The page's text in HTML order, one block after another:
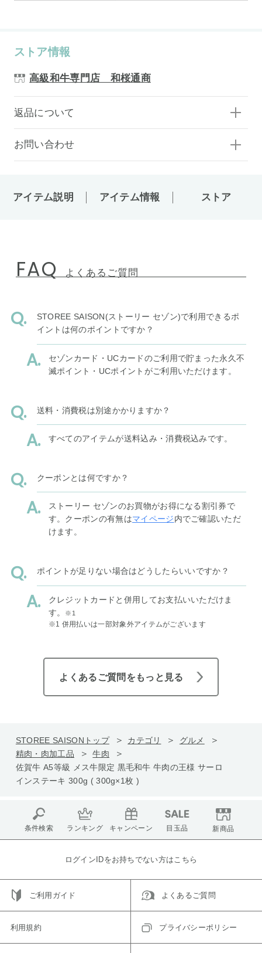
ストア情報
高級和牛専門店 和桜通商
返品について
お問い合わせ
アイテム説明 アイテム情報 ストア
FAQ よくあるご質問
STOREE SAISON(ストーリー セゾン)で利用できるポ
イントは何のポイントですか？
セゾンカード・UCカードのご利用で貯まった永久不
滅ポイント・UCポイントがご利用いただけます。
送料・消費税は別途かかりますか？
すべてのアイテムが送料込み・消費税込みです。
クーポンとは何ですか？
ストーリー セゾンのお買物がお得になる割引券で
す。クーポンの有無はマイページ内でご確認いただ
けます。
ポイントが足りない場合はどうしたらいいですか？
クレジットカードと併用してお支払いいただけま
す。
※1
※1 併用払いは一部対象外アイテムがございます
よくあるご質問をもっと見る
STOREE SAISONトップ カテゴリ
グルメ
精肉・肉加工品
牛肉
佐賀牛 A5等級 メス牛限定 黒毛和牛 牛肉の王様 サーロ
インステーキ 300g ( 300g×1枚 )
条件検索 ランキング キャンペーン 目玉品 新商品
ログインIDをお持ちでない方はこちら
ご利用ガイド よくあるご質問
利用規約 プライバシーポリシー